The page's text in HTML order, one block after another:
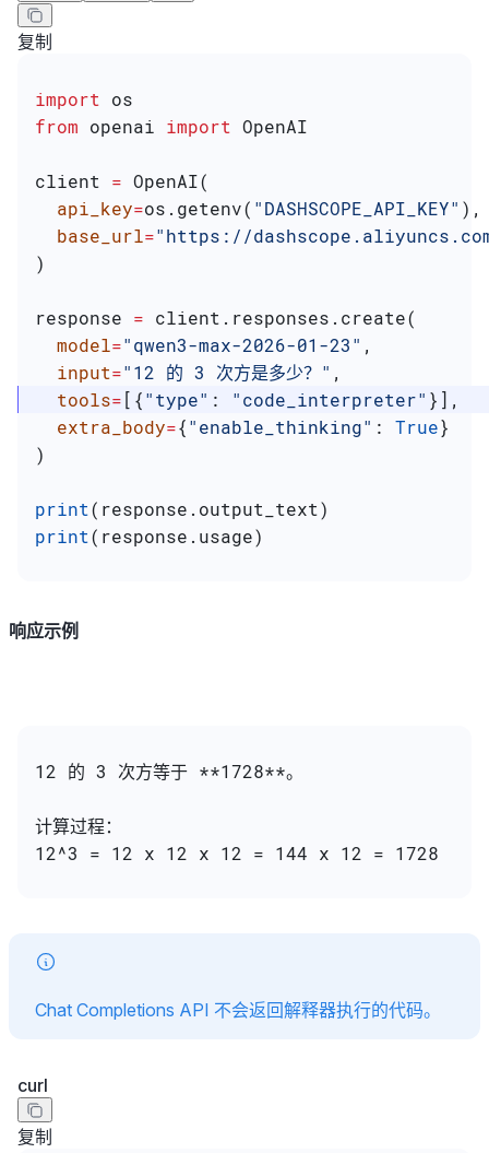
复制
import os
from openai import OpenAI
client = OpenAI(
  api_key
=os.getenv( "DASHSCOPE_API_KEY" ),
  base_url
="https://
)
response = client.responses.create(
  model
="qwen3-max-2026-01-23" ,
  input
="12 的 3 次方是多少？" ,
  tools
= [{"type" : "code_interpreter" }],
  extra_body
={"enable_thinking" : True}
)
print(response.output_text)
print(response.usage)
响应示例
12 的 3 次方等于 **1728**。
计算过程：
12^3 = 12 x 12 x 12 = 144 x 12 = 1728
Chat Completions API 不会返回解释器执行的代码。
curl
复制